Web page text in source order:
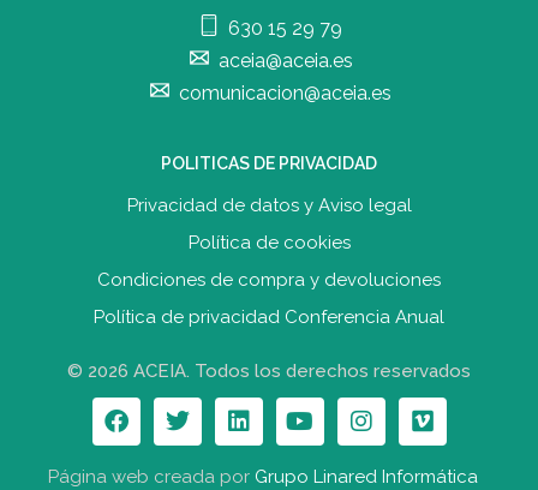
630 15 29 79
aceia@aceia.es
comunicacion@aceia.es
POLITICAS DE PRIVACIDAD
Privacidad de datos y Aviso legal
Política de cookies
Condiciones de compra y devoluciones
Política de privacidad Conferencia Anual
© 2026 ACEIA. Todos los derechos reservados
Página web creada por Grupo Linared Informática